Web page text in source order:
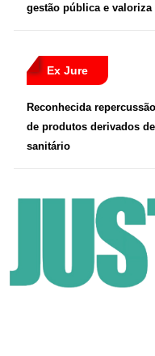
gestão pública e
Ex Jure
Reconhecida
de produtos derivados
sanitário